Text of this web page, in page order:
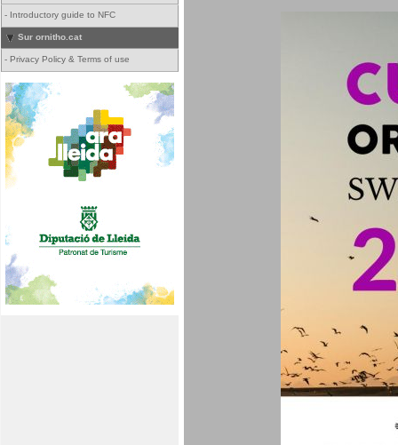
- Introductory guide to NFC
Sur ornitho.cat
- Privacy Policy & Terms of use